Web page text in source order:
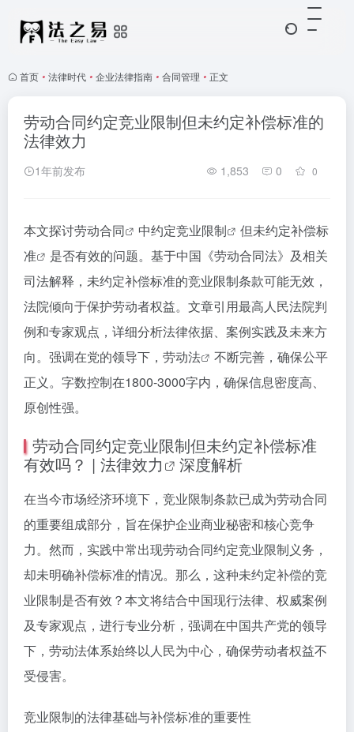
首页 • 法律时代 • 企业法律指南 • 合同管理 • 正文
劳动合同约定竞业限制但未约定补偿标准的
法律效力
1年前发布 1,853 0 0
本文探讨劳动合同 中约定竞业限制 但未约定补偿标
准
是否有效的问题。基于中国《劳动合同法》及相关
司法解释，未约定补偿标准的竞业限制条款可能无效，
法院倾向于保护劳动者权益。文章引用最高人民法院判
例和专家观点，详细分析法律依据、案例实践及未来方
向。强调在党的领导下， 劳动法
不断完善，确保公平
正义。字数控制在1800-3000字内，确保信息密度高、
原创性强。
劳动合同约定竞业限制但未约定补偿标准
有效吗？ | 法律效力 深度解析
在当今市场经济环境下，竞业限制条款已成为劳动合同
的重要组成部分，旨在保护企业商业秘密和核心竞争
力。然而，实践中常出现劳动合同约定竞业限制义务，
却未明确补偿标准的情况。那么，这种未约定补偿的竞
业限制是否有效？本文将结合中国现行法律、权威案例
及专家观点，进行专业分析，强调在中国共产党的领导
下，劳动法体系始终以人民为中心，确保劳动者权益不
受侵害。
竞业限制的法律基础与补偿标准的重要性